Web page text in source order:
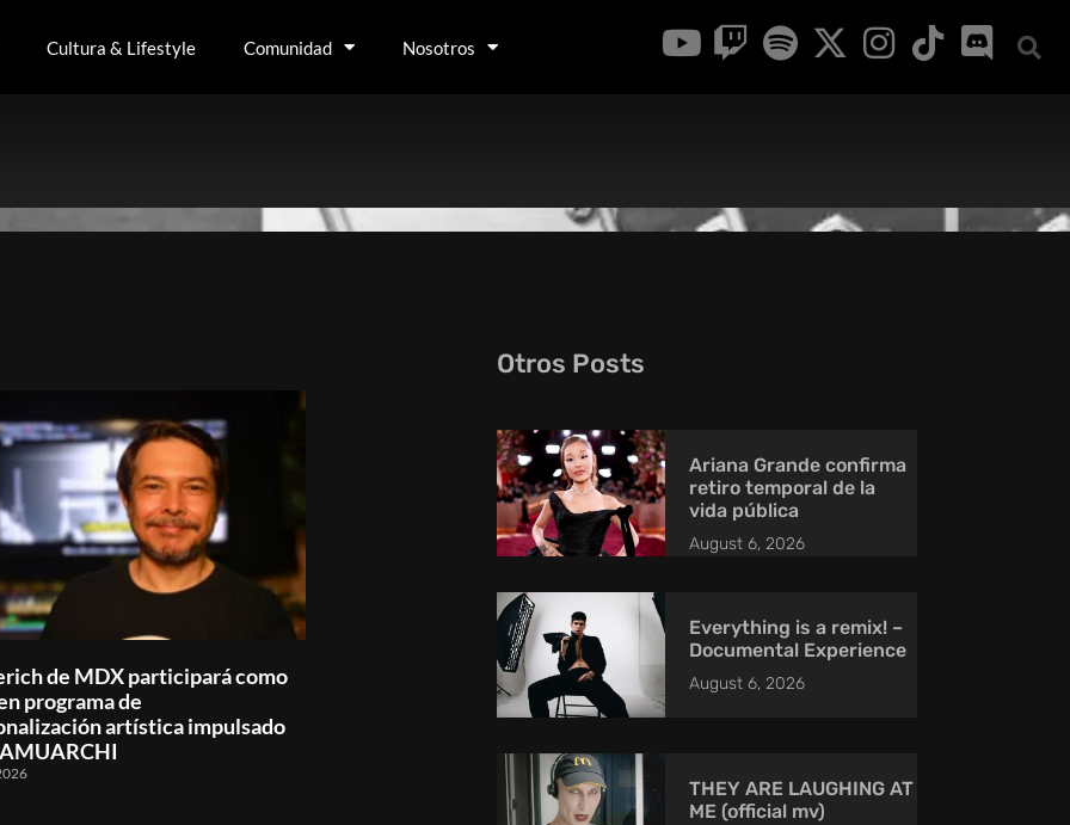
Cultura & Lifestyle Comunidad Nosotros
de MDX participará como
programa de
artística impulsado
Otros Posts
Ariana Grande confirma
retiro temporal de la
vida pública
August 6, 2026
Everything is a remix! –
Documental Experience
August 6, 2026
THEY ARE LAUGHING AT
ME (official mv)